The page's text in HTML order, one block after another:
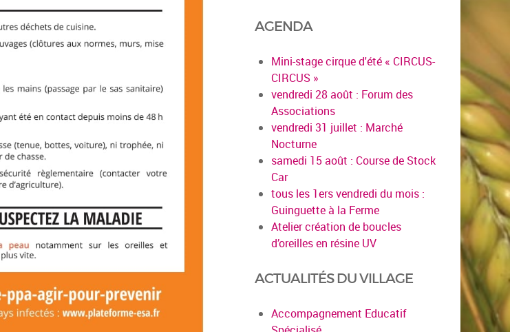
AGENDA
Mini-stage cirque d'été « CIRCUS-
CIRCUS »
vendredi 28 août : Forum des
Associations
vendredi 31 juillet : Marché
Nocturne
samedi 15 août : Course de Stock
Car
tous les 1ers vendredi du mois :
Guinguette à la Ferme
Atelier création de boucles
d’oreilles en résine UV
ACTUALITÉS DU VILLAGE
Accompagnement Educatif